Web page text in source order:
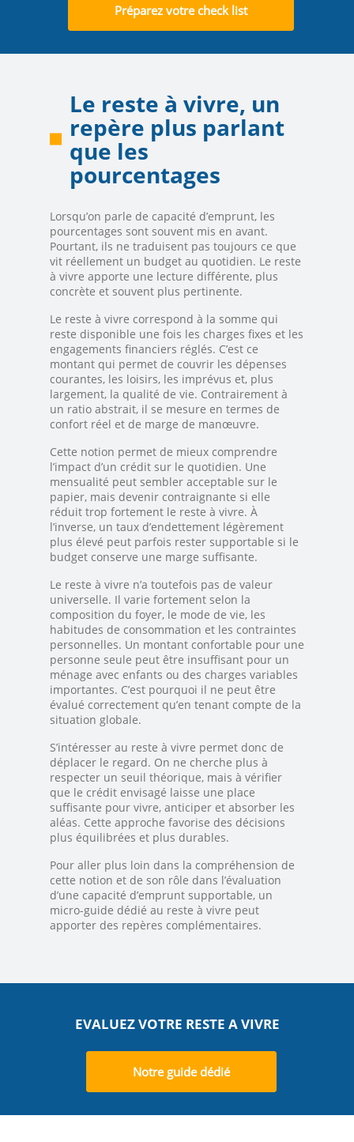
Préparez votre check list
Le reste à vivre, un
repère plus parlant
que les
pourcentages
Lorsqu’on parle de capacité d’emprunt, les
pourcentages sont souvent mis en avant.
Pourtant, ils ne traduisent pas toujours ce que
vit réellement un budget au quotidien. Le reste
à vivre apporte une lecture différente, plus
concrète et souvent plus pertinente.
Le reste à vivre correspond à la somme qui
reste disponible une fois les charges fixes et les
engagements financiers réglés. C’est ce
montant qui permet de couvrir les dépenses
courantes, les loisirs, les imprévus et, plus
largement, la qualité de vie. Contrairement à
un ratio abstrait, il se mesure en termes de
confort réel et de marge de manœuvre.
Cette notion permet de mieux comprendre
l’impact d’un crédit sur le quotidien. Une
mensualité peut sembler acceptable sur le
papier, mais devenir contraignante si elle
réduit trop fortement le reste à vivre. À
l’inverse, un taux d’endettement légèrement
plus élevé peut parfois rester supportable si le
budget conserve une marge suffisante.
Le reste à vivre n’a toutefois pas de valeur
universelle. Il varie fortement selon la
composition du foyer, le mode de vie, les
habitudes de consommation et les contraintes
personnelles. Un montant confortable pour une
personne seule peut être insuffisant pour un
ménage avec enfants ou des charges variables
importantes. C’est pourquoi il ne peut être
évalué correctement qu’en tenant compte de la
situation globale.
S’intéresser au reste à vivre permet donc de
déplacer le regard. On ne cherche plus à
respecter un seuil théorique, mais à vérifier
que le crédit envisagé laisse une place
suffisante pour vivre, anticiper et absorber les
aléas. Cette approche favorise des décisions
plus équilibrées et plus durables.
Pour aller plus loin dans la compréhension de
cette notion et de son rôle dans l’évaluation
d’une capacité d’emprunt supportable, un
micro-guide dédié au reste à vivre peut
apporter des repères complémentaires.
EVALUEZ VOTRE RESTE A VIVRE
Notre guide dédié